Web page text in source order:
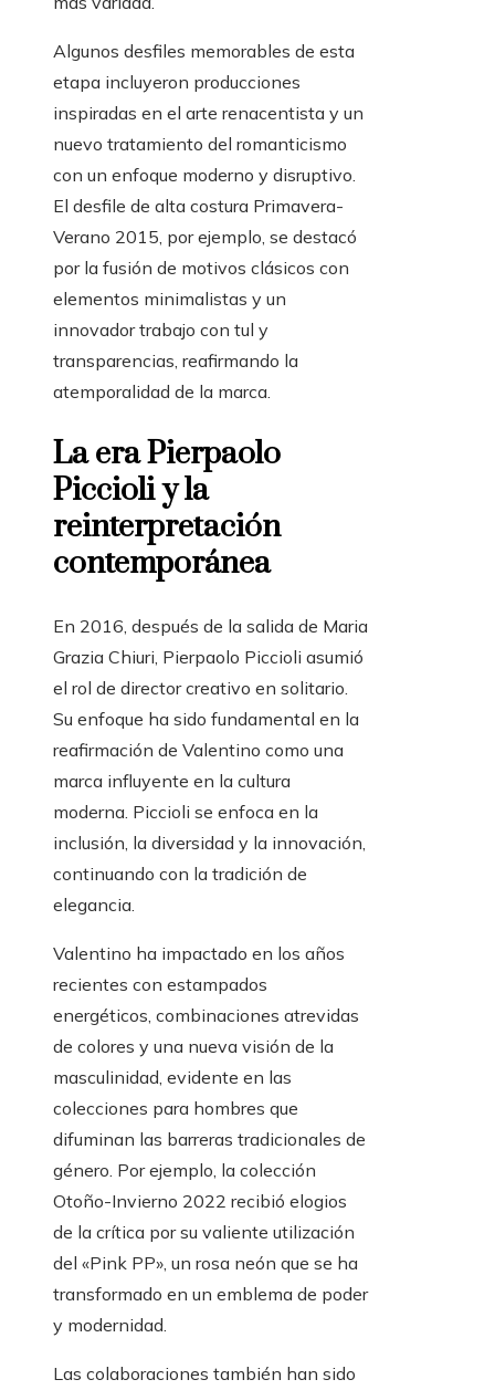
Algunos desfiles memorables de esta
etapa incluyeron producciones
inspiradas en el arte renacentista y un
nuevo tratamiento del romanticismo
con un enfoque moderno y disruptivo.
El desfile de alta costura Primavera-
Verano 2015, por ejemplo, se destacó
por la fusión de motivos clásicos con
elementos minimalistas y un
innovador trabajo con tul y
transparencias, reafirmando la
atemporalidad de la marca.
La era Pierpaolo
Piccioli y la
reinterpretación
contemporánea
En 2016, después de la salida de Maria
Grazia Chiuri, Pierpaolo Piccioli asumió
el rol de director creativo en solitario.
Su enfoque ha sido fundamental en la
reafirmación de Valentino como una
marca influyente en la cultura
moderna. Piccioli se enfoca en la
inclusión, la diversidad y la innovación,
continuando con la tradición de
elegancia.
Valentino ha impactado en los años
recientes con estampados
energéticos, combinaciones atrevidas
de colores y una nueva visión de la
masculinidad, evidente en las
colecciones para hombres que
difuminan las barreras tradicionales de
género. Por ejemplo, la colección
Otoño-Invierno 2022 recibió elogios
de la crítica por su valiente utilización
del «Pink PP», un rosa neón que se ha
transformado en un emblema de poder
y modernidad.
Las colaboraciones también han sido